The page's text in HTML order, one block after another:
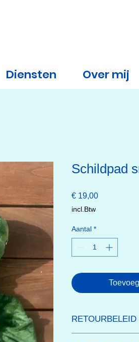
Diensten Over mij
Schildpad
€ 19,00Prijs
incl.Btw
Aantal *
RETOURBELEID